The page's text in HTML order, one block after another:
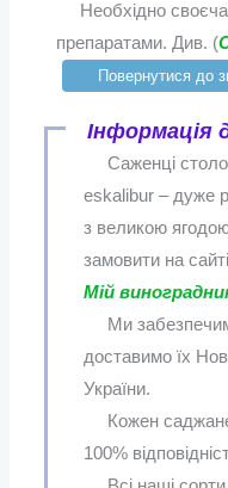
Необхідно
препаратами. Див. (
Повернутися до
Інформація
Саженці
eskalibur – дуже
з великою
замовити на
Мій
Ми
доставимо їх
України.
Кожен
100%